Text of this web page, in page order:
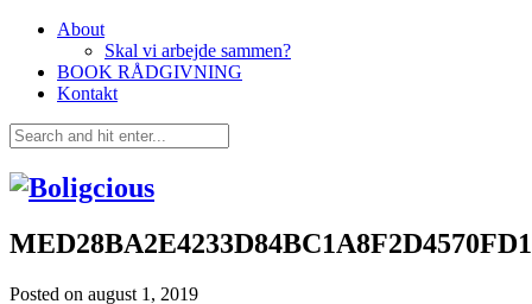
About
Skal vi arbejde sammen?
BOOK RÅDGIVNING
Kontakt
Posted on august 1, 2019